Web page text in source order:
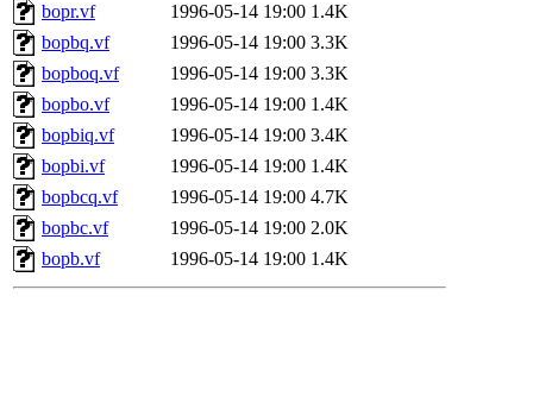
bopr.vf
1996-05-14 19:00 1.4K
bopbq.vf
1996-05-14 19:00 3.3K
bopboq.vf
1996-05-14 19:00 3.3K
bopbo.vf
1996-05-14 19:00 1.4K
bopbiq.vf
1996-05-14 19:00 3.4K
bopbi.vf
1996-05-14 19:00 1.4K
bopbcq.vf
1996-05-14 19:00 4.7K
bopbc.vf
1996-05-14 19:00 2.0K
bopb.vf
1996-05-14 19:00 1.4K